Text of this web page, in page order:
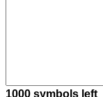
1000 symbols left